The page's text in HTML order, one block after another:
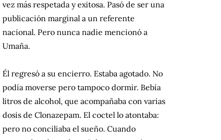
vez más respetada y exitosa. Pasó de ser una
publicación marginal a un referente
nacional. Pero nunca nadie mencionó a
Umaña.
Él regresó a su encierro. Estaba agotado. No
podía moverse pero tampoco dormir. Bebía
litros de alcohol, que acompañaba con varias
dosis de Clonazepam. El coctel lo atontaba:
pero no conciliaba el sueño. Cuando